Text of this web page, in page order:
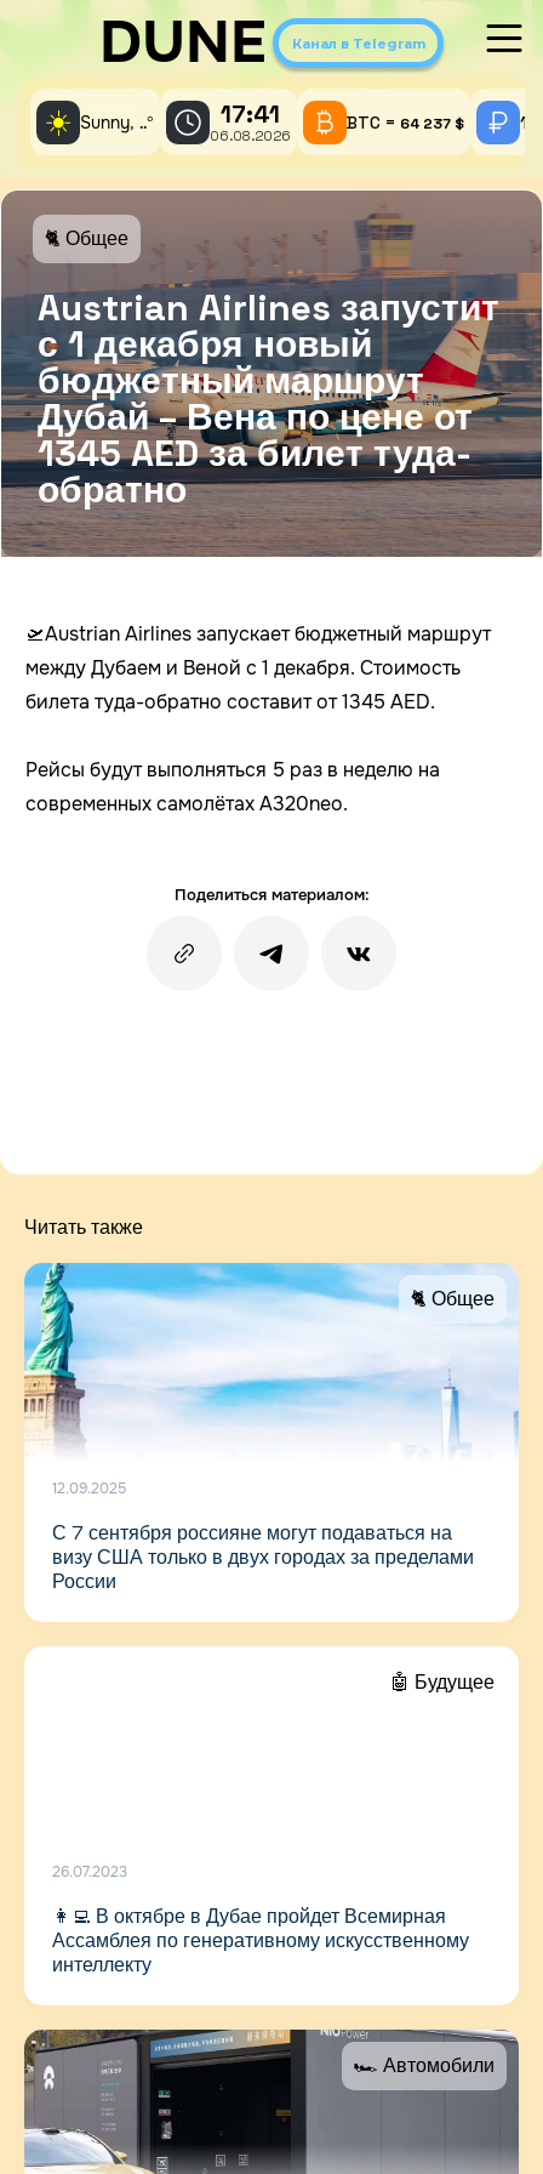
DUNE Канал в Telegram
☀️ Sunny, ..° 17:41
06.08.2026
BTC = 64 237 $ 1
Austrian Airlines запустит
с 1 декабря новый
бюджетный маршрут
Дубай – Вена по цене от
1345 AED за билет туда-
обратно
🐈 Общее
🛫Austrian Airlines запускает бюджетный маршрут
между Дубаем и Веной с 1 декабря. Стоимость
билета туда-обратно составит от 1345 AED.
Рейсы будут выполняться 5 раз в неделю на
современных самолётах A320neo.
Поделиться материалом:
Читать также
🐈 Общее
12.09.2025
С 7 сентября россияне могут подаваться на
визу США только в двух городах за пределами
России
🤖 Будущее
26.07.2023
👩‍💻 В октябре в Дубае пройдет Всемирная
Ассамблея по генеративному искусственному
интеллекту
🏎 Автомобили